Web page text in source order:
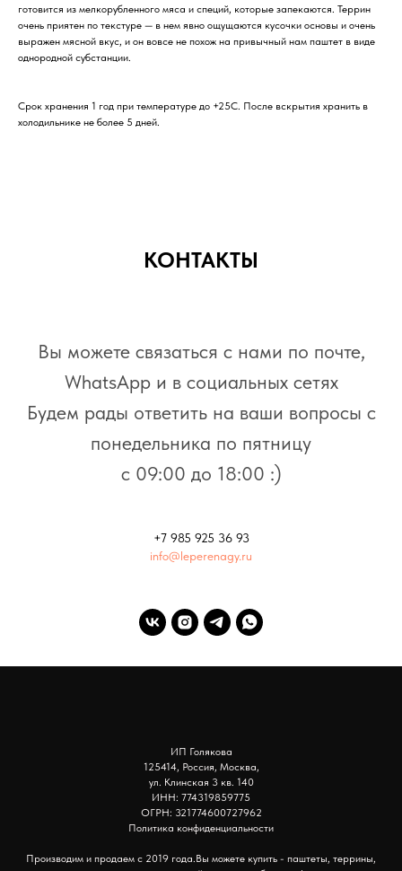
готовится из мелкорубленного мяса и специй, которые запекаются. Террин
очень приятен по текстуре — в нем явно ощущаются кусочки основы и очень
выражен мясной вкус, и он вовсе не похож на привычный нам паштет в виде
однородной субстанции.
Срок хранения 1 год при температуре до +25С. После вскрытия хранить в
холодильнике не более 5 дней.
КОНТАКТЫ
Вы можете связаться с нами по почте,
WhatsАpp и в социальных сетях
Будем рады ответить на ваши вопросы с
понедельника по пятницу
с 09:00 до 18:00 :)
+7 985 925 36 93
info@leperenagy.ru
ИП Голякова
125414, Россия, Москва,
ул. Клинская 3 кв. 140
ИНН: 774319859775
ОГРН: 321774600727962
Политика конфиденциальности
Производим и продаем с 2019 года.Вы можете купить - паштеты, террины,